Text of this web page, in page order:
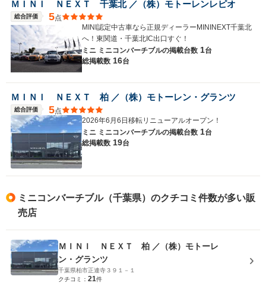
ＭＩＮＩ ＮＥＸＴ 千葉北 ／（株）モトーレンレピオ
総合評価 5点
MINI認定中古車なら正規ディーラーMININEXT千葉北
へ！東関道・千葉北IC出口すぐ！
ミニ ミニコンバーチブルの掲載台数 1台
総掲載数 16台
ＭＩＮＩ ＮＥＸＴ 柏 ／（株）モトーレン・グランツ
総合評価 5点
2026年6月6日移転リニューアルオープン！
ミニ ミニコンバーチブルの掲載台数 1台
総掲載数 19台
ミニコンバーチブル（千葉県）のクチコミ件数が多い販
売店
ＭＩＮＩ ＮＥＸＴ 柏 ／（株）モトーレ
ン・グランツ
千葉県柏市正連寺３９１－１
クチコミ： 21件